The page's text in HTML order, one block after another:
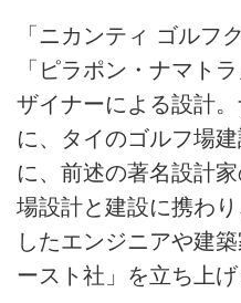
「ニカンティ ゴルフ
「ピラポン・ナマト
ザイナーによる設計
に、タイのゴルフ場
に、前述の著名設計
場設計と建設に携わ
したエンジニアや建
ースト社」を立ち上げ